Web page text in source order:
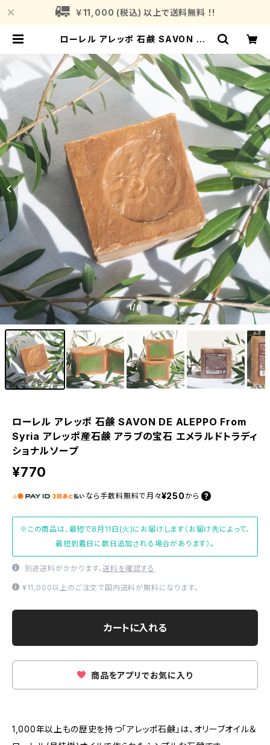
￥11,000 (税込) 以上で送料無料 ！!
ローレル アレッポ 石鹸 SAVON DE
石鹸 アラブの宝石 エメラルドトラデ
ィショナルソープ | Fragrance Pla
nt (フレグランスプラント)
1/6
ローレル アレッポ 石鹸 SAVON DE ALEPPO From
Syria アレッポ産石鹸 アラブの宝石 エメラルドトラディ
ショナルソープ
¥770
なら 手数料無料で 月々¥250 から
※この商品は、最短で8月11日(火)にお届けします（お届け先によって、
最短到着日に数日追加される場合があります）。
別途送料がかかります。送料を確認する
¥11,000以上のご注文で国内送料が無料になります。
カートに入れる
商品をアプリでお気に入り
1,000年以上もの歴史を持つ「アレッポ石鹸」は、オリーブオイル＆